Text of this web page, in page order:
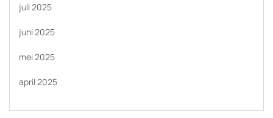
juli 2025
juni 2025
mei 2025
april 2025